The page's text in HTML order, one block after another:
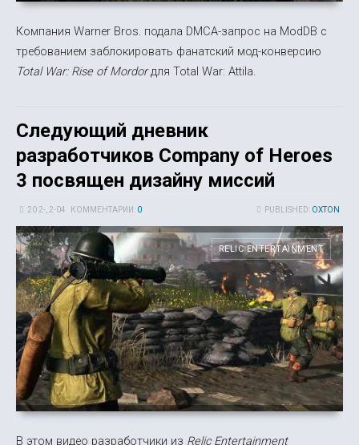
Компания Warner Bros. подала DMCA-запрос на ModDB с
требованием заблокировать фанатский мод-конверсию
Total War: Rise of Mordorдля Total War: Attila.
Следующий дневник
разработчиков Company of Heroes
3 посвящен дизайну миссий
PUBLISHED: OXTON
20 2-, 2-04 КОММЕНТАРИИ: 0
RELIC ENTERTAINMENT
В этом видео разработчики из Relic Entertainment